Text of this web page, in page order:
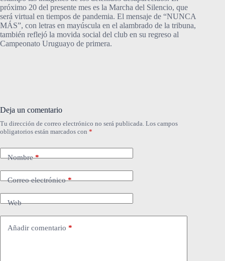
próximo 20 del presente mes es la Marcha del Silencio, que
será virtual en tiempos de pandemia. El mensaje de “NUNCA
MÁS”, con letras en mayúscula en el alambrado de la tribuna,
también reflejó la movida social del club en su regreso al
Campeonato Uruguayo de primera.
Deja un comentario
Tu dirección de correo electrónico no será publicada. Los campos
obligatorios están marcados con *
Nombre*
Correo electrónico*
Web
Añadir comentario *